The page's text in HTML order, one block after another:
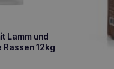
Lamm und
Rassen 12kg